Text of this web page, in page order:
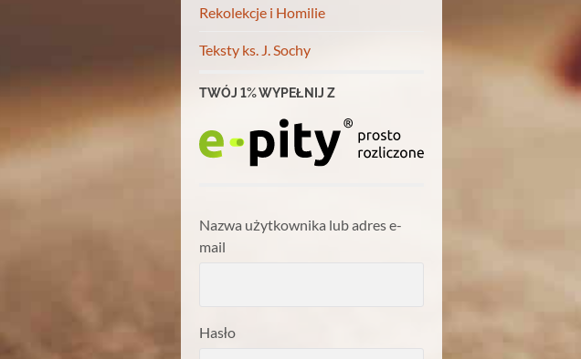
Rekolekcje i Homilie
Teksty ks. J. Sochy
TWÓJ 1% WYPEŁNIJ Z
Nazwa użytkownika lub adres e-
mail
Hasło